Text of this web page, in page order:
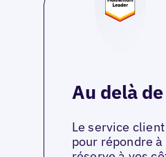
Au delà
Le service
pour répondre